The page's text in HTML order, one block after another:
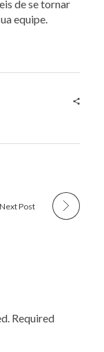
​​de se tornar
equipe.
Next Post
Required